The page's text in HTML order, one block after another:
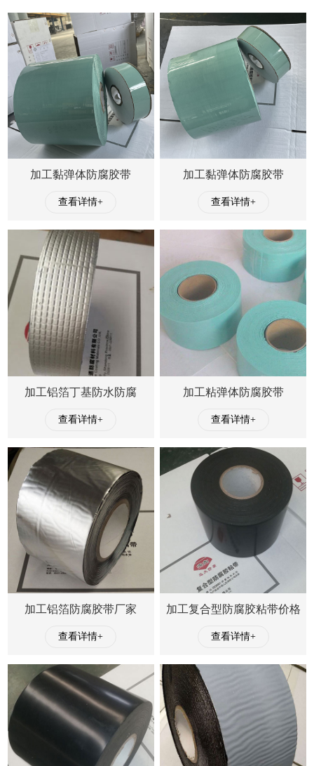
加工黏弹体防腐胶带
查看详情+
加工黏弹体防腐胶带
查看详情+
加工铝箔丁基防水防腐
查看详情+
加工粘弹体防腐胶带
查看详情+
加工铝箔防腐胶带厂家
查看详情+
加工复合型防腐胶粘带价格
查看详情+